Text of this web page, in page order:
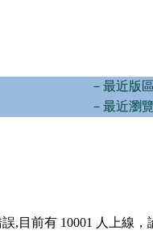
－最近版
－最近瀏
,目前有 10001 人上線